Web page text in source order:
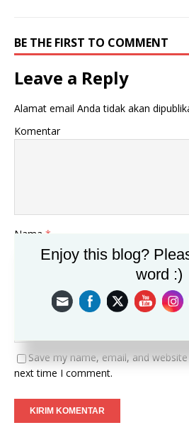
BE THE FIRST TO COMMENT
Leave a Reply
Alamat email Anda tidak akan
Komentar
Nama *
Save my name, email, and
next time I comment.
Enjoy this blog?
word :)